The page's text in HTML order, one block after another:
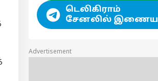
டெலிகிராம்
சேனலில் இணைய
Advertisement